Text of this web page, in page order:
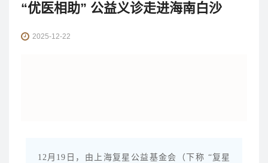
“优医相助” 公益义诊走进海南白沙
2025-12-22
12月19日，由上海复星公益基金会（下称 “复星